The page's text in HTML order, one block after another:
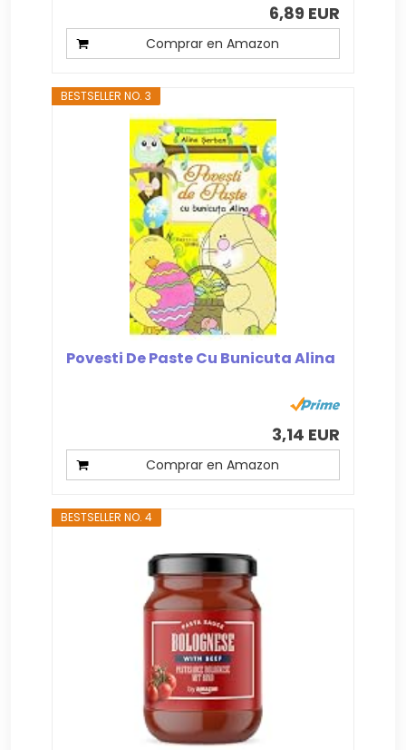
6,89 EUR
Comprar en Amazon
BESTSELLER NO. 3
Povesti De Paste Cu Bunicuta Alina
3,14 EUR
Comprar en Amazon
BESTSELLER NO. 4